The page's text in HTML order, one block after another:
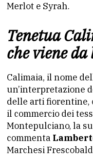
Merlot e Syrah.
Tenetua
che viene
Calimaia, il nome
un’interpretazione
delle arti fiorentine,
il commercio dei
Montepulciano, la
commenta
Marchesi